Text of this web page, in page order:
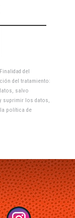
del
del tratamiento:
salvo
suprimir los datos,
política de